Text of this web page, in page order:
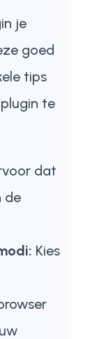
je
goed
tips
te
dat
de
Kies